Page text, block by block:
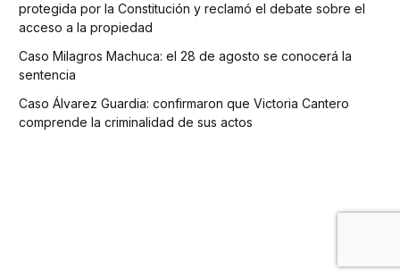
protegida por la Constitución y reclamó el debate sobre el
acceso a la propiedad
Caso Milagros Machuca: el 28 de agosto se conocerá la
sentencia
Caso Álvarez Guardia: confirmaron que Victoria Cantero
comprende la criminalidad de sus actos